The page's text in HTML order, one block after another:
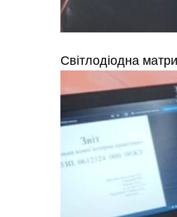
Світлодіодна